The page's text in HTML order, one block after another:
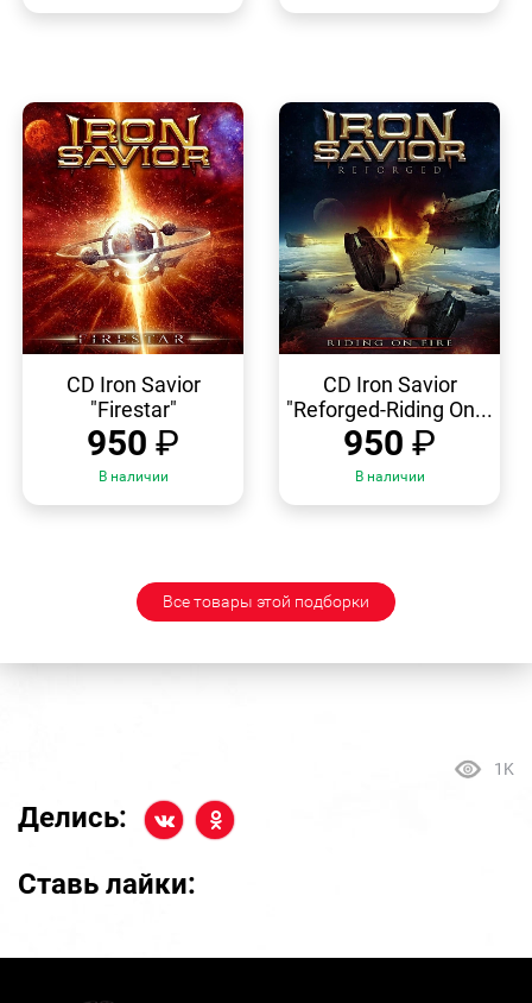
ПРОСМОТР
CD Iron Savior
"Firestar"
950 ₽
В наличии
ПРОСМОТР
CD Iron Savior
"Reforged-Riding On...
950 ₽
В наличии
Все товары этой подборки
1K
Делись:
Ставь лайки: